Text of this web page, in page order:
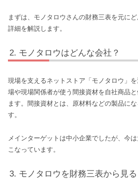
まずは、モノタロウさんの財務三表を元に
詳細を解説します。
モノタロウはどんな会社？
現場を支えるネットストア「モノタロウ」
場や現場関係者が使う間接資材を自社商品
ます。間接資材とは、原材料などの製品に
す。
メインターゲットは中小企業でしたが、今
こなっています。
モノタロウを財務三表から見